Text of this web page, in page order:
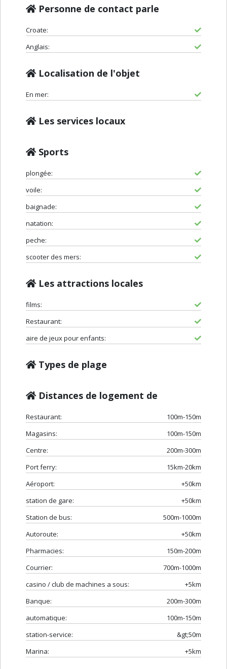
Personne de contact parle
Croate:
Anglais:
Localisation de l'objet
En mer:
Les services locaux
Sports
plongée:
voile:
baignade:
natation:
peche:
scooter des mers:
Les attractions locales
films:
Restaurant:
aire de jeux pour enfants:
Types de plage
Distances de logement de
Restaurant:
100m-150m
Magasins:
100m-150m
Centre:
200m-300m
Port ferry:
15km-20km
Aéroport:
+50km
station de gare:
+50km
Station de bus:
500m-1000m
Autoroute:
+50km
Pharmacies:
150m-200m
Courrier:
700m-1000m
casino / club de machines a sous:
+5km
Banque:
200m-300m
automatique:
100m-150m
station-service:
&gt;50m
Marina:
+5km